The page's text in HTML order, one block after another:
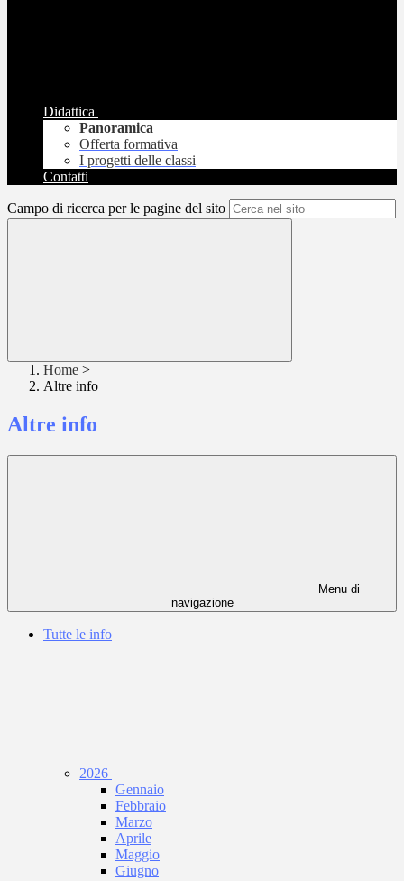
Didattica
Panoramica
Offerta formativa
I progetti delle classi
Contatti
Campo di ricerca per le pagine del sito
Home >
Altre info
Altre info
Menu di
navigazione
Tutte le info
2026
Gennaio
Febbraio
Marzo
Aprile
Maggio
Giugno